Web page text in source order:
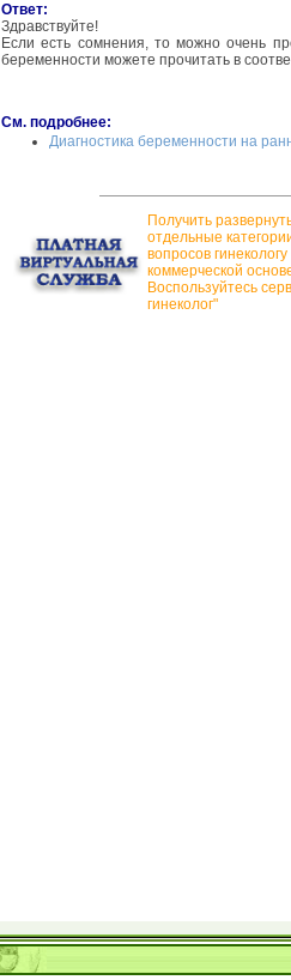
Ответ:
Здравствуйте!
Если есть сомнения, то можно очень
беременности можете прочитать в
См. подробнее:
Диагностика беременности на
Получить
отдельные
вопросов
коммерческой
Воспользуйтесь
гинеколог"